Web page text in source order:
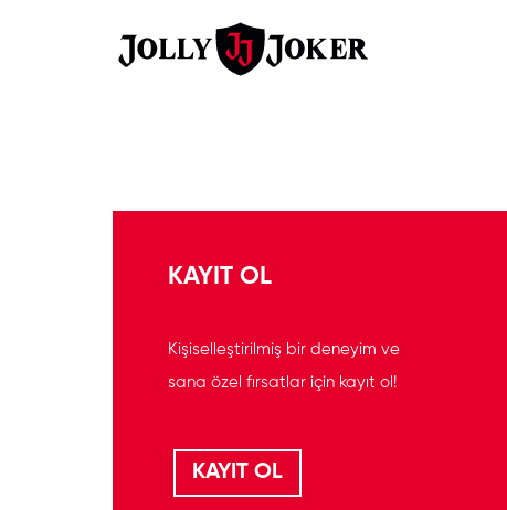
KAYIT OL
Kişiselleştirilmiş bir deneyim ve
sana özel fırsatlar için kayıt ol!
KAYIT OL